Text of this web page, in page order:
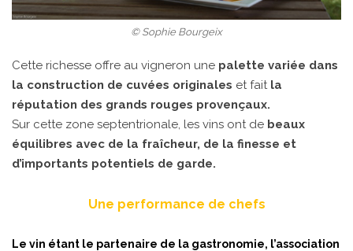
© Sophie Bourgeix
Cette richesse offre au vigneron une palette variée dans
la construction de cuvées originales et fait la
réputation des grands rouges provençaux.
Sur cette zone septentrionale, les vins ont de beaux
équilibres avec de la fraîcheur, de la finesse et
d’importants potentiels de garde.
Une performance de chefs
Le vin étant le partenaire de la gastronomie, l’association